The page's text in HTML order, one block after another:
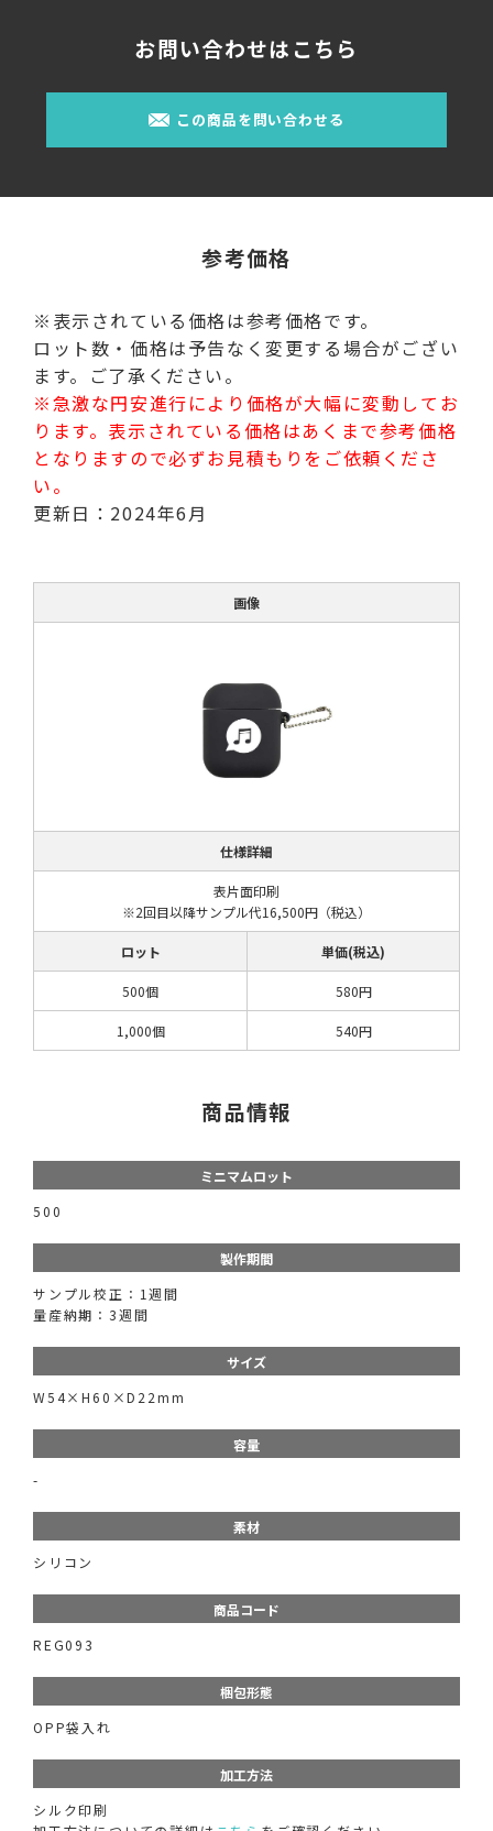
お問い合わせはこちら
この商品を問い合わせる
参考価格
※表示されている価格は参考価格です。
ロット数・価格は予告なく変更する場合がござい
ます。ご了承ください。
※急激な円安進行により価格が大幅に変動してお
ります。表示されている価格はあくまで参考価格
となりますので必ずお見積もりをご依頼くださ
い。
更新日：2024年6月
画像
仕様詳細
表片面印刷
※2回目以降サンプル代16,500円（税込）
ロット 単価(税込)
500個 580円
1,000個 540円
商品情報
ミニマムロット
500
製作期間
サンプル校正：1週間
量産納期：3週間
サイズ
W54×H60×D22mm
容量
-
素材
シリコン
商品コード
REG093
梱包形態
OPP袋入れ
加工方法
シルク印刷